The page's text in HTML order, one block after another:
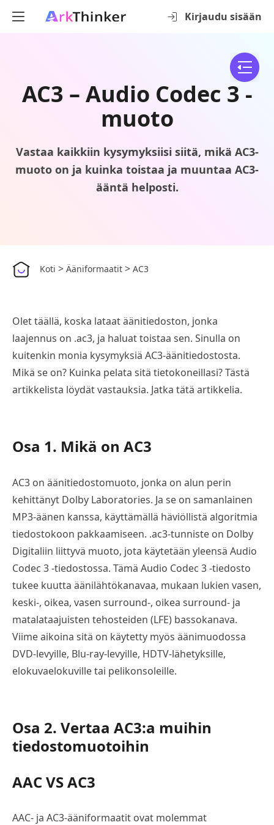
Kirjaudu sisään
AC3 – Audio Codec 3 -
muoto
Vastaa kaikkiin kysymyksiisi siitä, mikä AC3-
muoto on ja kuinka toistaa ja muuntaa AC3-
ääntä helposti.
Koti > Ääniformaatit > AC3
Olet täällä, koska lataat äänitiedoston, jonka
laajennus on .ac3, ja haluat toistaa sen. Sinulla on
kuitenkin monia kysymyksiä AC3-äänitiedostosta.
Mikä se on? Kuinka pelata sitä tietokoneillasi? Tästä
artikkelista löydät vastauksia. Jatka tätä artikkelia.
Osa 1. Mikä on AC3
AC3 on äänitiedostomuoto, jonka on alun perin
kehittänyt Dolby Laboratories. Ja se on samanlainen
MP3-äänen kanssa, käyttämällä häviöllistä algoritmia
tiedostokoon pakkaamiseen. .ac3-tunniste on Dolby
Digitaliin liittyvä muoto, jota käytetään yleensä Audio
Codec 3 -tiedostossa. Tämä Audio Codec 3 -tiedosto
tukee kuutta äänilähtökanavaa, mukaan lukien vasen,
keski-, oikea, vasen surround-, oikea surround- ja
matalataajuisten tehosteiden (LFE) bassokanava.
Viime aikoina sitä on käytetty myös äänimuodossa
DVD-levyille, Blu-ray-levyille, HDTV-lähetyksille,
elokuvaelokuville tai pelikonsoleille.
Osa 2. Vertaa AC3:a muihin
tiedostomuotoihin
AAC VS AC3
AAC- ja AC3-ääniformaatit ovat molemmat